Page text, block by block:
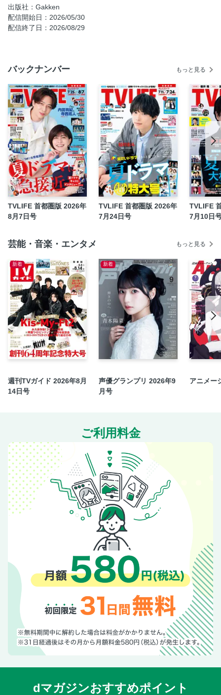
春ドラマの裏ネタを大追跡！ 『時すでにおスシ!?』『100日
後に別れる僕と彼』
春ドラマの裏ネタを大追跡！ 『ボーダレス～』『孤独のグ
春ドラマ クライマックス 『月夜行路～』『タツキ先生は甘
［STARTO連載］Hey! Say! JUMP連載 伊野尾 慧
［STARTO連載］timelesz連載 橋本将生
『リア突WEST. ～』連載100回記念SP WEST. 番組特製名刺
を原寸大で再現
［STARTO連載］『なにわ男子の逆転男子』連載 大西流星
＆藤原丈一郎
［STAGE INTERVIEW］川島如恵留『惰性クラブ』
［LIVE REPORT］WEST. LIVE TOUR 2026 唯一無二
［LIVE REPORT］B＆ZAI LIVE TOUR 2026 -ROCK'N'DOL-
in 日本武道館
サッカーW杯開幕直前インタビュー 日本テレビ系スペシャル
［NEW RELEASE INTERVIEW］23rdシングル「ガチ夢
エンタメニュース 伊野尾 慧 舞台『四畳半神話大系』ほか
地上波デジタル＆BSデジタル 2週間見開きオールイン番組表
【Regulars】SHOW-WA 紅白ロードSHOW／MATSURI おま
つりRecord
【Regulars】仮面ライダーゼッツ／超宇宙刑事ギャバン イ
ンフィニティ
【Regulars】僕青日記〈ライフ〉をお届けします！／
YOU「三代先までの恥」
【Regulars】KIKCHY FACTORY
【Regulars】なーはるのすっぱレビュー
【坂道発信！】髙橋未来虹＆鶴崎仁香（日向坂46）
［K-POP HOT ICON INTERVIEW］NIEL（TEEN TOP）
［K-POP HOT ICON INTERVIEW］チャン・ハヌム
KCON JAPAN 2026 レポート
【好評連載】連載「明日、誰かに話したいゆ。」藤原大祐
【好評連載】連載「日々燦々」中沢元紀
【好評連載】アニレコ 小野賢章「黄泉のツガイ」
【好評連載】＃今旬コレクション 越山敬達
【好評連載】隔号連載 樋口日奈の常々草
【好評連載】隔号連載「ある日の音」井内悠陽
【Regulars】ぱーてぃーちゃん信子のBeloved BL／トンツカ
タン森本のネクストブレイク紀行
【Regulars】宮下草薙の不毛なやりとり／四千頭身・都築拓
紀の生き活きしてる
プレゼント＆次号予告
【巻末SPグラビア】菅井友香＆中村ゆりか 映画「チェイサ
ーゲームW 水魚の交わり」
出版社：Gakken
配信開始日：2026/05/30
配信終了日：2026/08/29
バックナンバー もっと見る
TVLIFE 首都圏版 2026年
8月7日号
TVLIFE 首都圏版 2026年
7月24日号
TVLIFE
7月10日
芸能・音楽・エンタメ もっと見る
新着
週刊TVガイド 2026年8月
14日号
新着
声優グランプリ 2026年9
月号
アニメー
ご利用料金
dマガジンおすすめポイント